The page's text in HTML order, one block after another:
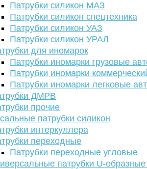
Патрубки силикон МАЗ
Патрубки силикон спецтехника
Патрубки силикон УАЗ
Патрубки силикон УРАЛ
для иномарок
Патрубки иномарки грузовые
Патрубки иномарки
Патрубки иномарки легковые
ДМРВ
прочие
патрубки силикон
интеркуллера
переходные
Патрубки переходные угловые
патрубки U-